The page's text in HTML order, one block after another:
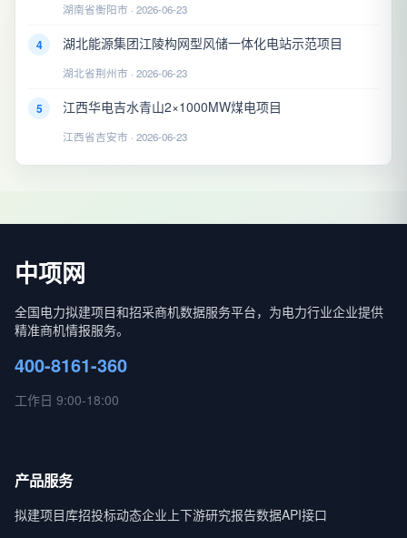
湖南省衡阳市 · 2026-06-23
4 湖北能源集团江陵构网型风储一体化电站示范项目
湖北省荆州市 · 2026-06-23
5 江西华电吉水青山2×1000MW煤电项目
江西省吉安市 · 2026-06-23
中项网
全国电力拟建项目和招采商机数据服务平台，为电力行业企业提供
精准商机情报服务。
400-8161-360
工作日 9:00-18:00
产品服务
拟建项目库招投标动态企业上下游研究报告数据API接口